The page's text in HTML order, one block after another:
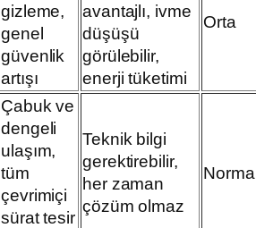
gizleme,
genel
güvenlik
artışı
avantajlı, ivme
düşüşü
görülebilir,
enerji tüketimi
Orta
Çabuk ve
dengeli
ulaşım,
tüm
çevrimiçi
sürat tesir
Teknik bilgi
gerektirebilir,
her zaman
çözüm olmaz